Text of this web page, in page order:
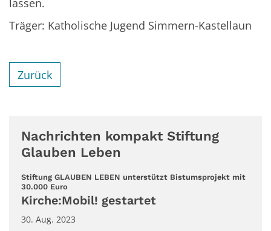
lassen.
Träger: Katholische Jugend Simmern-Kastellaun
Zurück
Nachrichten kompakt Stiftung
Glauben Leben
Stiftung GLAUBEN LEBEN unterstützt Bistumsprojekt mit
30.000 Euro
Kirche:Mobil! gestartet
30. Aug. 2023